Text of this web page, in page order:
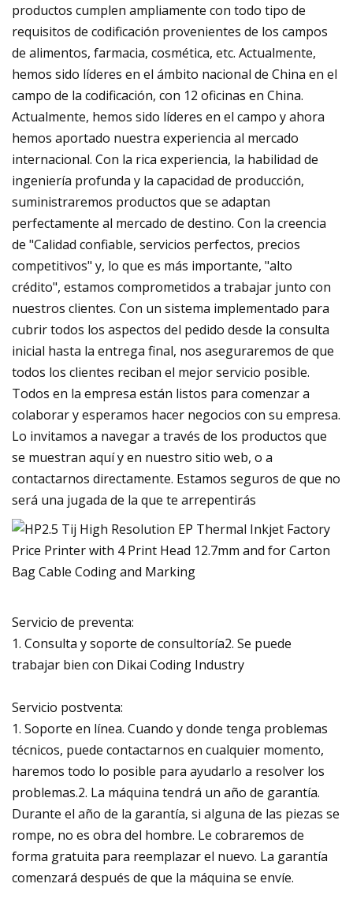
productos cumplen ampliamente con todo tipo de
requisitos de codificación provenientes de los campos
de alimentos, farmacia, cosmética, etc. Actualmente,
hemos sido líderes en el ámbito nacional de China en el
campo de la codificación, con 12 oficinas en China.
Actualmente, hemos sido líderes en el campo y ahora
hemos aportado nuestra experiencia al mercado
internacional. Con la rica experiencia, la habilidad de
ingeniería profunda y la capacidad de producción,
suministraremos productos que se adaptan
perfectamente al mercado de destino. Con la creencia
de "Calidad confiable, servicios perfectos, precios
competitivos" y, lo que es más importante, "alto
crédito", estamos comprometidos a trabajar junto con
nuestros clientes. Con un sistema implementado para
cubrir todos los aspectos del pedido desde la consulta
inicial hasta la entrega final, nos aseguraremos de que
todos los clientes reciban el mejor servicio posible.
Todos en la empresa están listos para comenzar a
colaborar y esperamos hacer negocios con su empresa.
Lo invitamos a navegar a través de los productos que
se muestran aquí y en nuestro sitio web, o a
contactarnos directamente. Estamos seguros de que no
será una jugada de la que te arrepentirás
Servicio de preventa:
1. Consulta y soporte de consultoría2. Se puede
trabajar bien con Dikai Coding Industry
Servicio postventa:
1. Soporte en línea. Cuando y donde tenga problemas
técnicos, puede contactarnos en cualquier momento,
haremos todo lo posible para ayudarlo a resolver los
problemas.2. La máquina tendrá un año de garantía.
Durante el año de la garantía, si alguna de las piezas se
rompe, no es obra del hombre. Le cobraremos de
forma gratuita para reemplazar el nuevo. La garantía
comenzará después de que la máquina se envíe.